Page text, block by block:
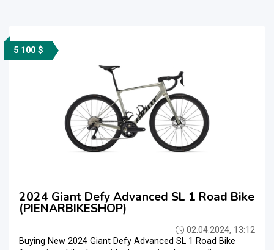
5 100 $
2024 Giant Defy Advanced SL 1 Road Bike
(PIENARBIKESHOP)
02.04.2024, 13:12
Buying New 2024 Giant Defy Advanced SL 1 Road Bike